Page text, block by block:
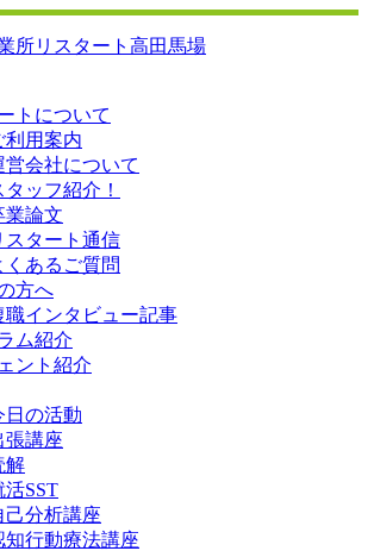
トについて
利用案内
営会社について
タッフ紹介！
業論文
スタート通信
くあるご質問
方へ
職インタビュー記事
ム紹介
ント紹介
日の活動
張講座
解
活SST
己分析講座
知行動療法講座